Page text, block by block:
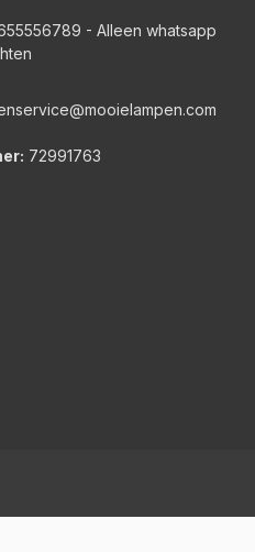
- Alleen whatsapp
72991763